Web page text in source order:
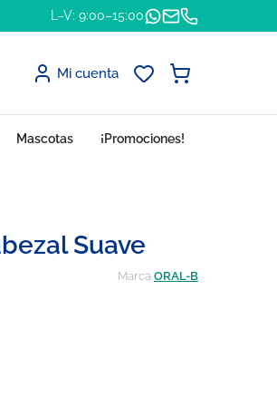
L–V: 9:00–15:00
Mi cuenta
Mascotas ¡Promociones!
Suave
Marca ORAL-B